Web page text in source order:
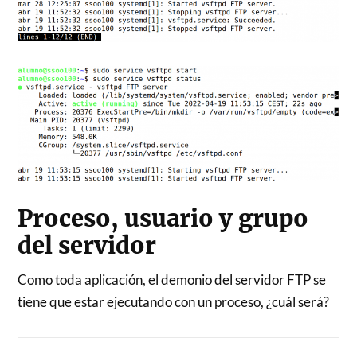
Proceso, usuario y grupo
del servidor
Como toda aplicación, el demonio del servidor FTP se
tiene que estar ejecutando con un proceso, ¿cuál será?